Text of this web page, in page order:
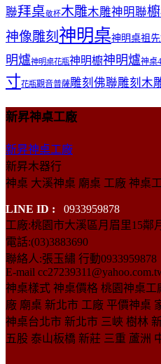
聯拜桌敬杯木雕木雕神明聯
神像雕刻 神明桌神明桌祖
明爐神明桌花瓶神明櫥神明爐神桌
寸花瓶觀音普薩雕刻佛聯雕刻木
新昇神桌工廠
新昇神桌工廠
新昇木器行
神桌 大溪神桌 廟桌 工廠 神桌
LINE ID :
0933959878
工廠:桃園市大溪區月眉里15鄰
電話:(03)3883690
聯絡人:張玉繡 行動0933959878
E-mail
神桌樣式 神桌價格 桃園神桌
廠 廟桌 新北市 工廠 平價神桌
神桌台北市 新北市 三峽 樹林
五股 泰山板橋 新莊 三重 蘆洲